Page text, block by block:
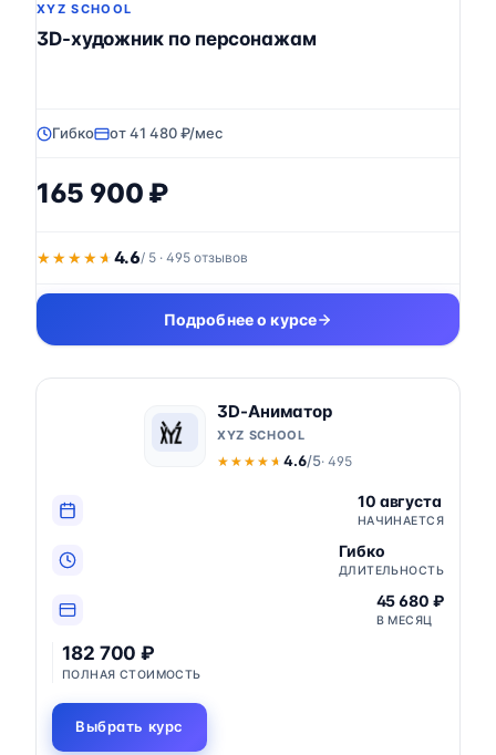
XYZ SCHOOL
3D-художник по персонажам
Гибко от 41 480 ₽/мес
165 900 ₽
★★★★★
★★★★★ 4.6/ 5 · 495 отзывов
Подробнее о курсе
3D-Аниматор
XYZ SCHOOL
★★★★★
★★★★★ 4.6/5· 495
10 августа
НАЧИНАЕТСЯ
Гибко
ДЛИТЕЛЬНОСТЬ
45 680 ₽
В МЕСЯЦ
182 700 ₽
ПОЛНАЯ СТОИМОСТЬ
Выбрать курс